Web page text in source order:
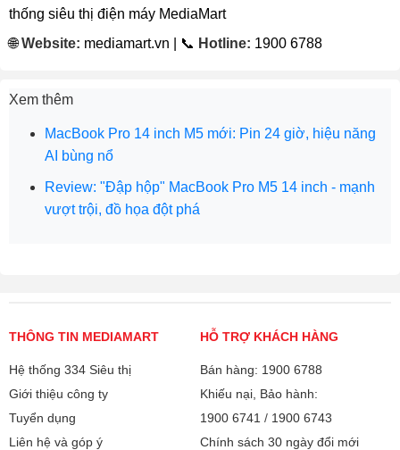
thống siêu thị điện máy MediaMart
🌐Website: mediamart.vn | 📞 Hotline: 1900 6788
Xem thêm
MacBook Pro 14 inch M5 mới: Pin 24 giờ, hiệu năng
AI bùng nổ
Review: "Đập hộp" MacBook Pro M5 14 inch - mạnh
vượt trội, đồ họa đột phá
THÔNG TIN MEDIAMART
Hệ thống 334 Siêu thị
Giới thiệu công ty
Tuyển dụng
Liên hệ và góp ý
HỖ TRỢ KHÁCH HÀNG
Bán hàng: 1900 6788
Khiếu nại, Bảo hành:
1900 6741 / 1900 6743
Chính sách 30 ngày đổi mới